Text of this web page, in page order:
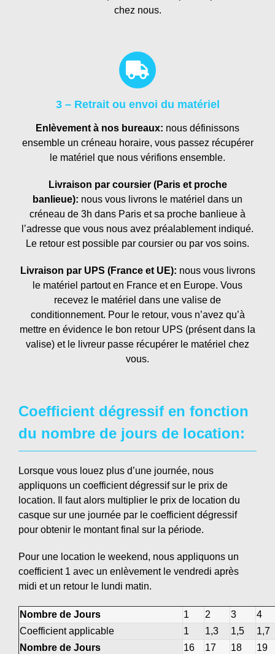
chez nous.
3 – Retrait ou envoi du matériel
Enlèvement à nos bureaux: nous définissons
ensemble un créneau horaire, vous passez récupérer
le matériel que nous vérifions ensemble.
Livraison par coursier (Paris et proche
banlieue): nous vous livrons le matériel dans un
créneau de 3h dans Paris et sa proche banlieue à
l’adresse que vous nous avez préalablement indiqué.
Le retour est possible par coursier ou par vos soins.
Livraison par UPS (France et UE): nous vous livrons
le matériel partout en France et en Europe. Vous
recevez le matériel dans une valise de
conditionnement. Pour le retour, vous n’avez qu’à
mettre en évidence le bon retour UPS (présent dans la
valise) et le livreur passe récupérer le matériel chez
vous.
Coefficient dégressif en fonction
du nombre de jours de location:
Lorsque vous louez plus d’une journée, nous
appliquons un coefficient dégressif sur le prix de
location. Il faut alors multiplier le prix de location du
casque sur une journée par le coefficient dégressif
pour obtenir le montant final sur la période.
Pour une location le weekend, nous appliquons un
coefficient 1 avec un enlèvement le vendredi après
midi et un retour le lundi matin.
Nombre de Jours 1 2 3
4
Coefficient applicable
1 1,3 1,5
1,7
Nombre de Jours
16 17 18
19